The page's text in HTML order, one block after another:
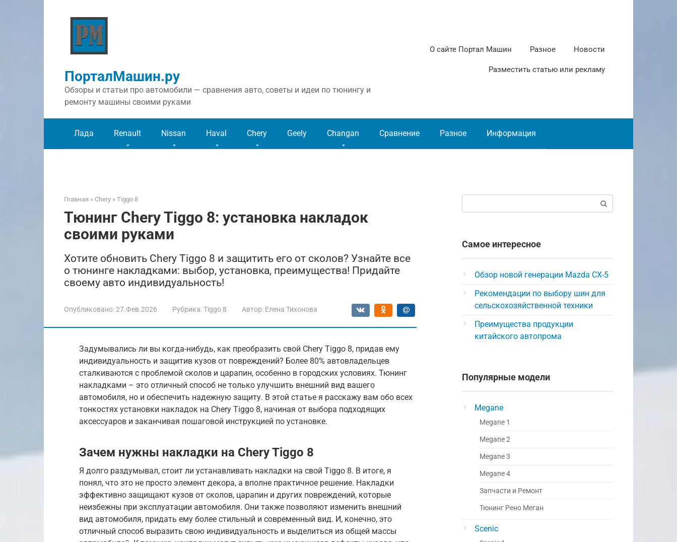
ПорталМашин.ру
Обзоры и статьи про автомобили — сравнения авто, советы и идеи по тюнингу и
ремонту машины своими руками
О сайте Портал Машин Разное Новости
Разместить статью или рекламу
Лада Renault Nissan Haval Chery Geely Changan Сравнение Разное Информация
Главная » Chery » Tiggo 8
Тюнинг Chery Tiggo 8: установка накладок
своими руками
Хотите обновить Chery Tiggo 8 и защитить его от сколов? Узнайте все
о тюнинге накладками: выбор, установка, преимущества! Придайте
своему авто индивидуальность!
Опубликовано:27.Фев.2026 Рубрика:Tiggo 8 Автор: Елена Тихонова
Задумывались ли вы когда-нибудь, как преобразить свой Chery Tiggo 8, придав ему
индивидуальность и защитив кузов от повреждений? Более 80% автовладельцев
сталкиваются с проблемой сколов и царапин, особенно в городских условиях. Тюнинг
накладками – это отличный способ не только улучшить внешний вид вашего
автомобиля, но и обеспечить надежную защиту. В этой статье я расскажу вам обо всех
тонкостях установки накладок на Chery Tiggo 8, начиная от выбора подходящих
аксессуаров и заканчивая пошаговой инструкцией по установке.
Зачем нужны накладки на Chery Tiggo 8
Я долго раздумывал, стоит ли устанавливать накладки на свой Tiggo 8. В итоге, я
понял, что это не просто элемент декора, а вполне практичное решение. Накладки
эффективно защищают кузов от сколов, царапин и других повреждений, которые
неизбежны при эксплуатации автомобиля. Они также позволяют изменить внешний
вид автомобиля, придать ему более стильный и современный вид. И, конечно, это
отличный способ выразить свою индивидуальность и выделиться из общей массы
Самое интересное
Обзор новой генерации Mazda CX-5
Рекомендации по выбору шин для
сельскохозяйственной техники
Преимущества продукции
китайского автопрома
Популярные модели
Megane
Megane 1
Megane 2
Megane 3
Megane 4
Запчасти и Ремонт
Тюнинг Рено Меган
Scenic